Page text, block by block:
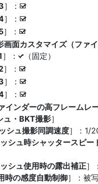
］： M
］： M
］： M
画面カスタマイズ（ファイ
］： L
（固定）
］： M
］： M
］： M
インダーの高フレームレ
ュ・BKT撮影］
シュ撮影同調速度］：1/
シュ時シャッタースピー
シュ使用時の露出補正］
時の感度自動制御］：被